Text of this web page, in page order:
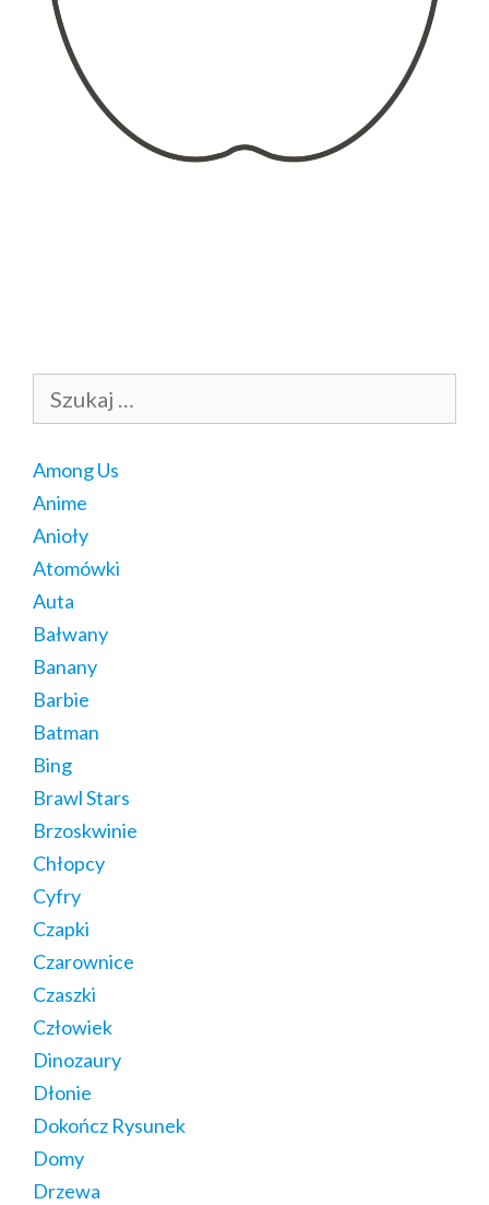
Among Us
Anime
Anioły
Atomówki
Auta
Bałwany
Banany
Barbie
Batman
Bing
Brawl Stars
Brzoskwinie
Chłopcy
Cyfry
Czapki
Czarownice
Czaszki
Człowiek
Dinozaury
Dłonie
Dokończ Rysunek
Domy
Drzewa